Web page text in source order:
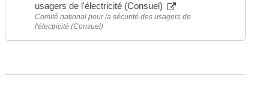
usagers de l'électricité (Consuel)
Comité national pour la sécurité des usagers de
l'électricité (Consuel)